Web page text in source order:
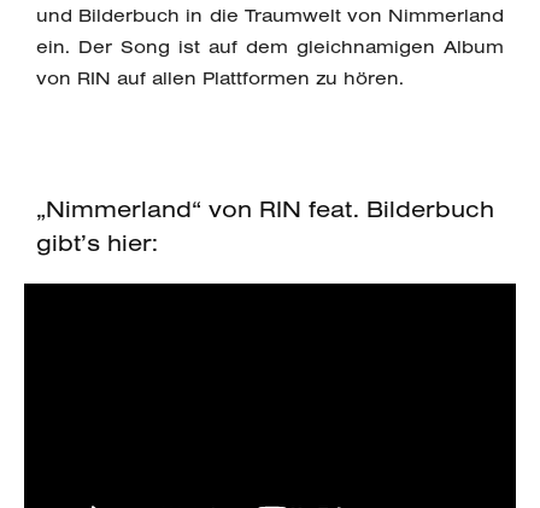
und Bilderbuch in die Traumwelt von Nimmerland
ein. Der Song ist auf dem gleichnamigen Album
von RIN auf allen Plattformen zu hören.
„Nimmerland“ von RIN feat. Bilderbuch
gibt’s hier: